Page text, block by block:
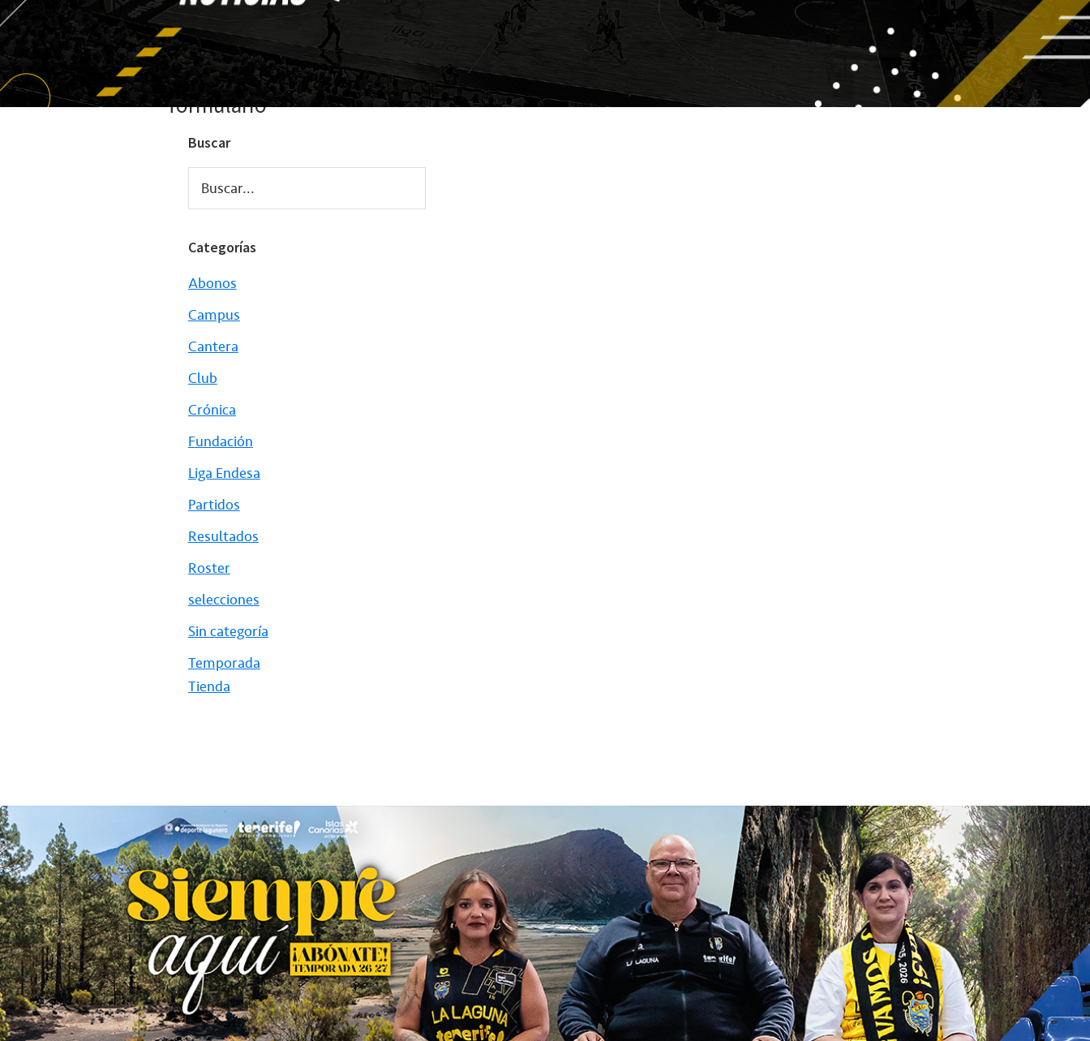
formulario
Buscar
Buscar...
Categorías
Abonos
Campus
Cantera
Club
Crónica
Fundación
Liga Endesa
Partidos
Resultados
Roster
selecciones
Sin categoría
Temporada
Tienda